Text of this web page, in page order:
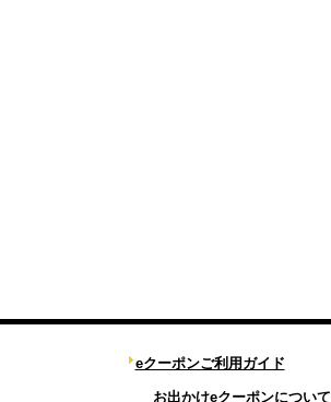
eクーポンご利用ガイド
お出かけeクーポンについて